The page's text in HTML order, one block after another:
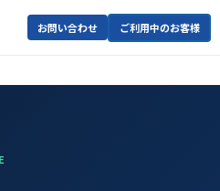
お問い合わせ ご利用中のお客様